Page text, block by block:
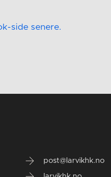
side senere.
post@larvikhk.no